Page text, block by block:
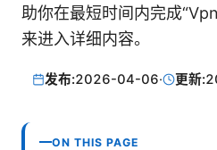
助你在最短时间内完成
来进入详细内容。
发布:2026-04-06· 更新:
ON THIS PAGE